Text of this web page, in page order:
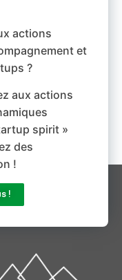
actions
et
?
aux actions
spirit »
des
!
!